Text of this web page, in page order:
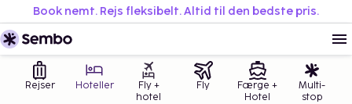
Book nemt. Rejs fleksibelt. Altid til den bedste pris.
Rejser Hoteller
Fly +
hotel
Fly
Færge +
Hotel
Multi-
stop